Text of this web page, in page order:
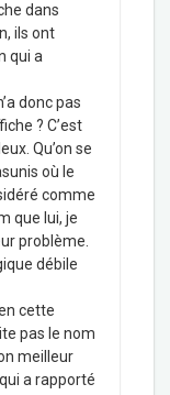
dans
ils ont
qui a
donc pas
? C’est
Qu’on se
où le
comme
que lui, je
problème.
débile
cette
pas le nom
meilleur
a rapporté